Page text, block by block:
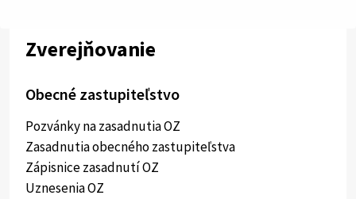
Zverejňovanie
Obecné zastupiteľstvo
Pozvánky na zasadnutia OZ
Zasadnutia obecného zastupiteľstva
Zápisnice zasadnutí OZ
Uznesenia OZ